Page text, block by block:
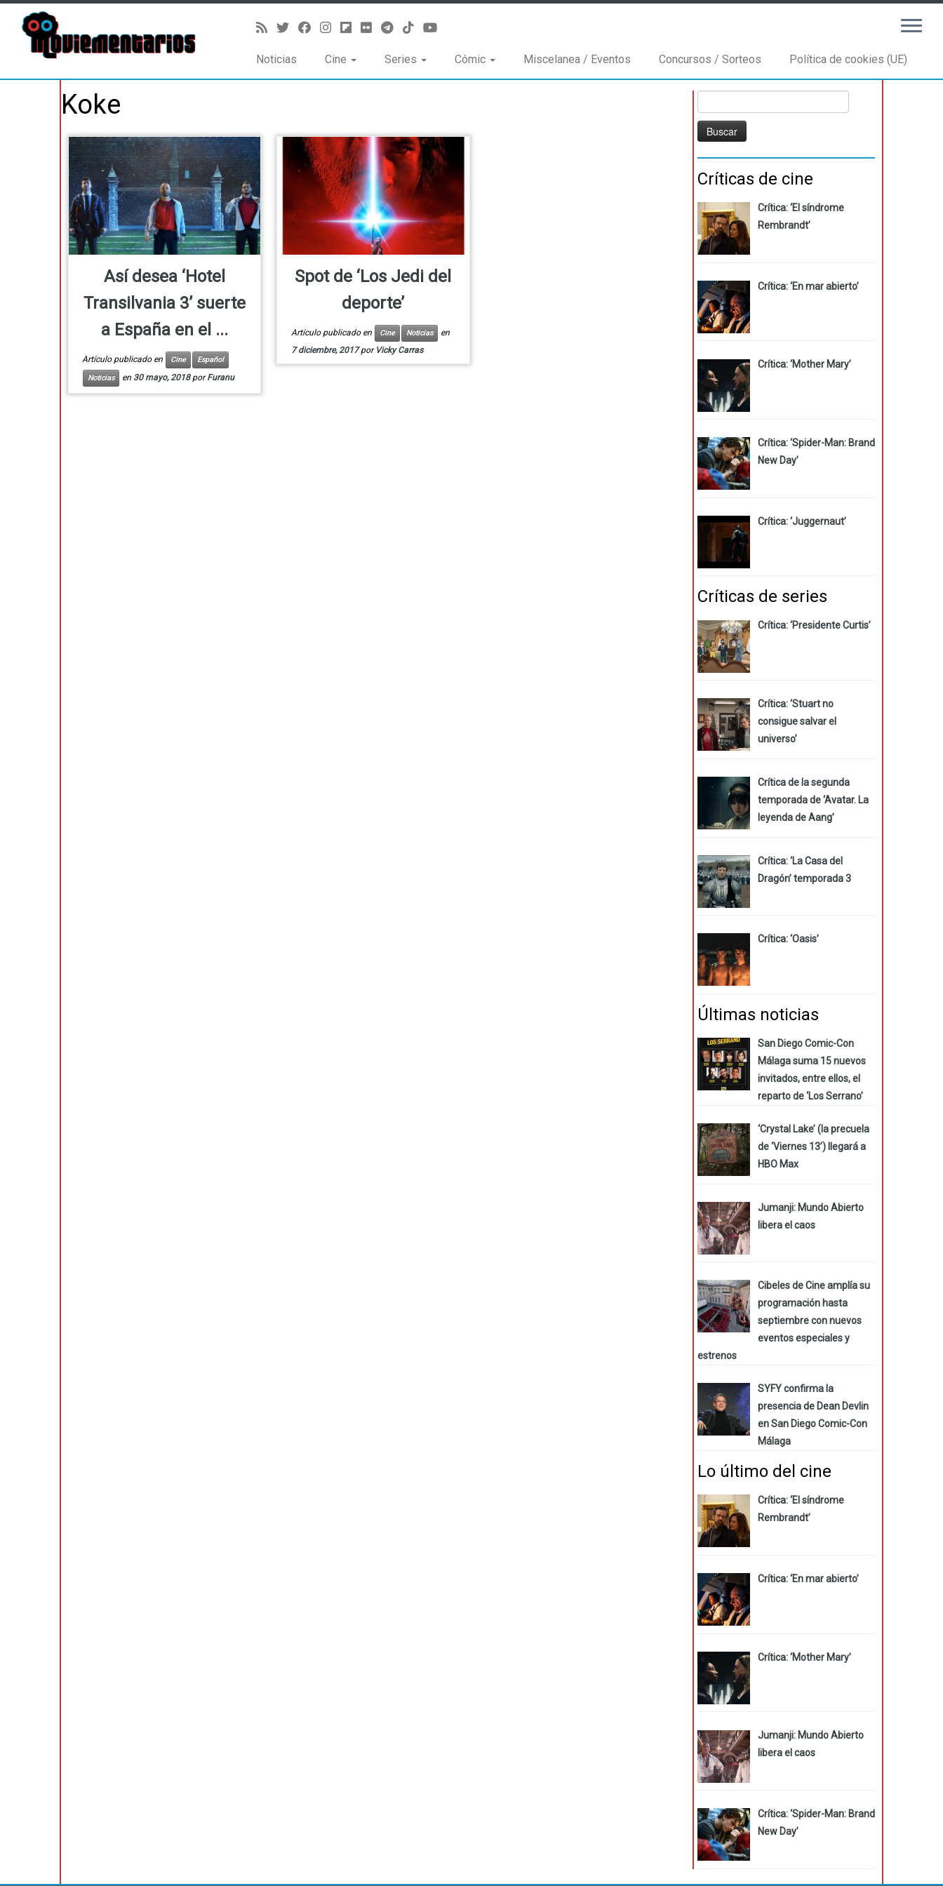
Noticias Cine Series Cómic Miscelanea / Eventos Concursos / Sorteos Política de cookies (UE)
Koke
Así desea ‘Hotel
Transilvania 3’ suerte
a España en el ...
Artículo publicado en Cine
Español
Noticias
en 30 mayo, 2018 porFuranu
Spot de ‘Los Jedi del
deporte’
Artículo publicado en Cine Noticias
en
7 diciembre, 2017 por Vicky Carras
Críticas de cine
Crítica: ‘El síndrome
Rembrandt’
Crítica: ‘En mar abierto’
Crítica: ‘Mother Mary’
Crítica: ‘Spider-Man: Brand
New Day’
Crítica: ‘Juggernaut’
Críticas de series
Crítica: ‘Presidente Curtis’
Crítica: ‘Stuart no
consigue salvar el
universo’
Crítica de la segunda
temporada de ‘Avatar. La
leyenda de Aang’
Crítica: ‘La Casa del
Dragón’ temporada 3
Crítica: ‘Oasis’
Últimas noticias
San Diego Comic-Con
Málaga suma 15 nuevos
invitados, entre ellos, el
reparto de ‘Los Serrano’
‘Crystal Lake’ (la precuela
de ‘Viernes 13’) llegará a
HBO Max
Jumanji: Mundo Abierto
libera el caos
Cibeles de Cine amplía su
programación hasta
septiembre con nuevos
eventos especiales y
estrenos
SYFY confirma la
presencia de Dean Devlin
en San Diego Comic-Con
Málaga
Lo último del cine
Crítica: ‘El síndrome
Rembrandt’
Crítica: ‘En mar abierto’
Crítica: ‘Mother Mary’
Jumanji: Mundo Abierto
libera el caos
Crítica: ‘Spider-Man: Brand
New Day’